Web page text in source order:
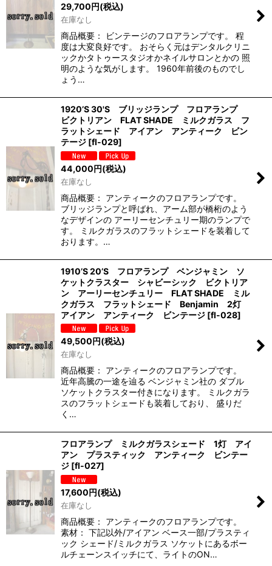
29,700円(税込)
在庫なし
商品概要： ビンテージのフロアランプです。 程
度は大変良好です。 おそらく元はデンタルクリニ
ックかタトゥースタジオかネイルサロンとかの 照
明のような気がします。 1960年前後のものでし
ょう…
1920’S 30'S ブリッジランプ フロアランプ
ビクトリアン FLAT SHADE ミルクガラス フ
ラットシェード アイアン アンティーク ビン
テージ [fl-029]
44,000円(税込)
在庫なし
商品概要： アンティークのフロアランプです。
ブリッジランプと呼ばれ、アーム部が橋桁のよう
なデザインの アーリーセンチュリー期のランプで
す。 ミルクガラスのフラットシェードを装着して
おります。…
1910’S 20’S フロアランプ ベンジャミン ソ
ケットクラスター シャビーシック ビクトリア
ン アーリーセンチュリー FLAT SHADE ミル
クガラス フラットシェード Benjamin 2灯
アイアン アンティーク ビンテージ [fl-028]
49,500円(税込)
在庫なし
商品概要： アンティークのフロアランプです。
近年高騰の一途を辿る ベンジャミン社の ダブル
ソケットクラスター付きになります。 ミルクガラ
スのフラットシェードも装着しており、 盛りだ
く…
フロアランプ ミルクガラスシェード 1灯 アイ
アン プラスティック アンティーク ビンテー
ジ [fl-027]
17,600円(税込)
在庫なし
商品概要： アンティークのフロアランプです。
素材： 下記以外/アイアン ベース一部/プラスティ
ック シェード/ミルクガラス ソケットにあるボー
ルチェーンスイッチにて、ライトのON…